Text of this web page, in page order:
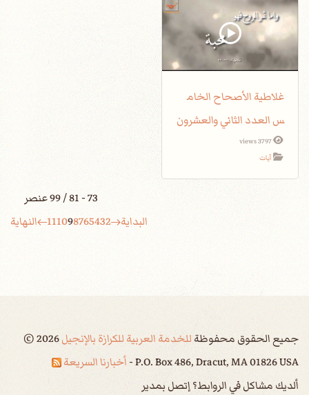
غلاطية الأصحاح الخام
س العدد الثاني والعشرون
3797 views
آيات
73 - 81 / 99 عنصر
البداية
2
3
4
5
6
7
8
9
10
11 النهاية
جميع الحقوق محفوظةللخدمة العربية للكرازة بالإنجيل ©2026
P.O. Box 486, Dracut, MA 01826 USA - أخبارنا السريعة
ألديك مشاكل في الروابط؟ إتصل بمدير